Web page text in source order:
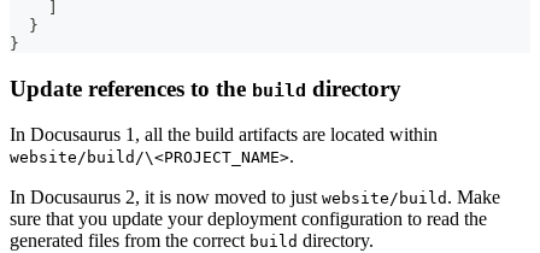
}
}
Update references to the build directory
In Docusaurus 1, all the build artifacts are located within
website/build/\<PROJECT_NAME>.
In Docusaurus 2, it is now moved to just website/build . Make
sure that you update your deployment configuration to read the
generated files from the correct build directory.